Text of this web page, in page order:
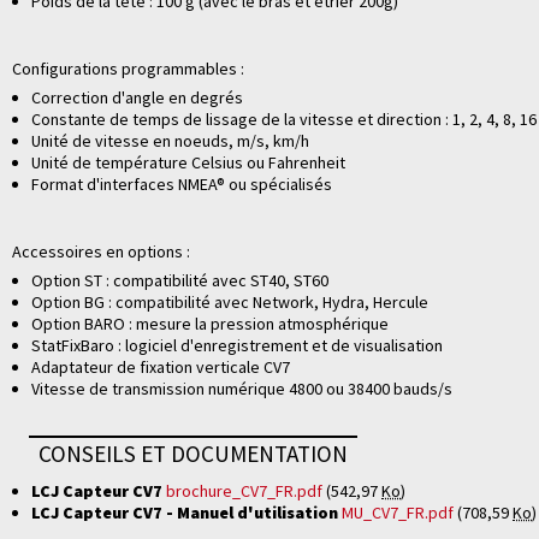
Configurations programmables :
Correction d'angle en degrés
Constante de temps de lissage de la vitesse et direction : 1, 2, 4, 8,
Unité de vitesse en noeuds, m/s, km/h
Unité de température Celsius ou Fahrenheit
Format d'interfaces NMEA® ou spécialisés
Accessoires en options :
Option ST : compatibilité avec ST40, ST60
Option BG : compatibilité avec Network, Hydra, Hercule
Option BARO : mesure la pression atmosphérique
StatFixBaro : logiciel d'enregistrement et de visualisation
Adaptateur de fixation verticale CV7
Vitesse de transmission numérique 4800 ou 38400 bauds/s
CONSEILS ET DOCUMENTATION
LCJ Capteur CV7 brochure_CV7_FR.pdf(542,97Ko)
LCJ Capteur CV7 - Manuel d'utilisationMU_CV7_FR.pdf(708,59Ko)